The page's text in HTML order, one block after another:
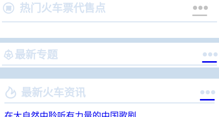
 热门火车票代售点 
最新专题 
 最新火车资讯 